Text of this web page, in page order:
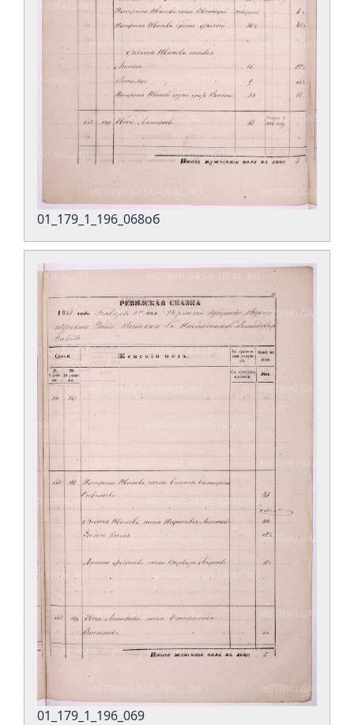
01_179_1_196_068об
01_179_1_196_069